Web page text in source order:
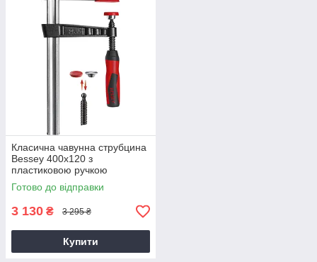
Класична чавунна струбцина
Bessey 400x120 з
пластиковою ручкою
TG40S12-2K
Готово до відправки
3 130 ₴ 3 295 ₴
Купити